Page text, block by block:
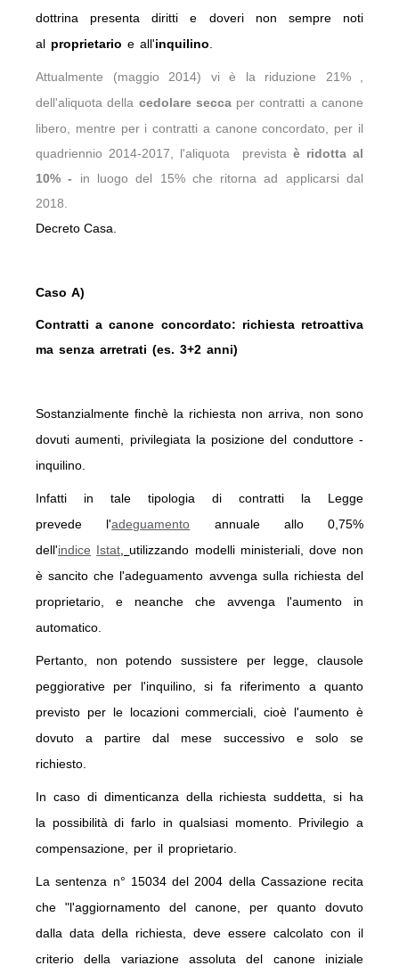
dottrina presenta diritti e doveri non sempre noti
al proprietario e all'inquilino
Attualmente (maggio 2014) vi è la riduzione 21% ,
dell'aliquota della cedolare secca per contratti a canone
libero, mentre per i contratti a canone concordato, per il
quadriennio 2014-2017, l'aliquota prevista è ridotta al
10% - in luogo del 15% che ritorna ad applicarsi dal
2018.
Decreto Casa.
Caso A)
Contratti a canone concordato: richiesta retroattiva
ma senza arretrati (es. 3+2 anni)
Sostanzialmente finchè la richiesta non arriva, non sono
dovuti aumenti, privilegiata la posizione del conduttore -
inquilino.
Infatti in tale tipologia di contratti la Legge
prevede l'adeguamento annuale allo 0,75%
dell'indice Istat ,utilizzando modelli ministeriali, dove non
è sancito che l'adeguamento avvenga sulla richiesta del
proprietario, e neanche che avvenga l'aumento in
automatico.
Pertanto, non potendo sussistere per legge, clausole
peggiorative per l'inquilino, si fa riferimento a quanto
previsto per le locazioni commerciali, cioè l'aumento è
dovuto a partire dal mese successivo e solo se
richiesto.
In caso di dimenticanza della richiesta suddetta, si ha
la possibilità di farlo in qualsiasi momento. Privilegio a
compensazione, per il proprietario.
La sentenza n° 15034 del 2004 della Cassazione recita
che "l'aggiornamento del canone, per quanto dovuto
dalla data della richiesta, deve essere calcolato con il
criterio della variazione assoluta del canone iniziale